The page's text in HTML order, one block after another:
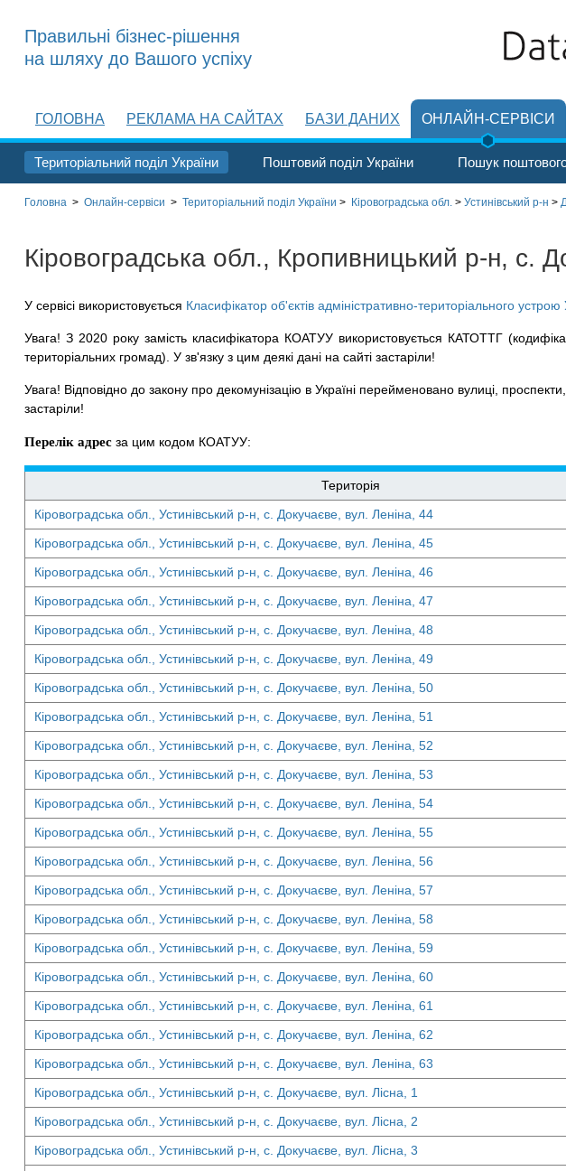
Правильні бізнес-рішення
на шляху до Вашого успіху
ГОЛОВНА РЕКЛАМА НА САЙТАХ БАЗИ ДАНИХ ОНЛАЙН-СЕРВІСИ
Територіальний поділ України Поштовий поділ України Пошук
Головна > Онлайн-сервіси > Територіальний поділ України > Кіровоградська обл. > Устинівський р-н >
Кіровоградська обл., Кропивницький р-н, с.
У сервісі використовується Класифікатор об'єктів адміністративно-територіального устрою
Увага! З 2020 року замість класифікатора КОАТУУ використовується КАТОТТГ
територіальних громад). У зв'язку з цим деякі дані на сайті застаріли!
Увага! Відповідно до закону про декомунізацію в Україні перейменовано вулиці,
застаріли!
Перелік адрес за цим кодом КОАТУУ:
Територія
Кіровоградська обл., Устинівський р-н, с. Докучаєве, вул. Леніна, 44
Кіровоградська обл., Устинівський р-н, с. Докучаєве, вул. Леніна, 45
Кіровоградська обл., Устинівський р-н, с. Докучаєве, вул. Леніна, 46
Кіровоградська обл., Устинівський р-н, с. Докучаєве, вул. Леніна, 47
Кіровоградська обл., Устинівський р-н, с. Докучаєве, вул. Леніна, 48
Кіровоградська обл., Устинівський р-н, с. Докучаєве, вул. Леніна, 49
Кіровоградська обл., Устинівський р-н, с. Докучаєве, вул. Леніна, 50
Кіровоградська обл., Устинівський р-н, с. Докучаєве, вул. Леніна, 51
Кіровоградська обл., Устинівський р-н, с. Докучаєве, вул. Леніна, 52
Кіровоградська обл., Устинівський р-н, с. Докучаєве, вул. Леніна, 53
Кіровоградська обл., Устинівський р-н, с. Докучаєве, вул. Леніна, 54
Кіровоградська обл., Устинівський р-н, с. Докучаєве, вул. Леніна, 55
Кіровоградська обл., Устинівський р-н, с. Докучаєве, вул. Леніна, 56
Кіровоградська обл., Устинівський р-н, с. Докучаєве, вул. Леніна, 57
Кіровоградська обл., Устинівський р-н, с. Докучаєве, вул. Леніна, 58
Кіровоградська обл., Устинівський р-н, с. Докучаєве, вул. Леніна, 59
Кіровоградська обл., Устинівський р-н, с. Докучаєве, вул. Леніна, 60
Кіровоградська обл., Устинівський р-н, с. Докучаєве, вул. Леніна, 61
Кіровоградська обл., Устинівський р-н, с. Докучаєве, вул. Леніна, 62
Кіровоградська обл., Устинівський р-н, с. Докучаєве, вул. Леніна, 63
Кіровоградська обл., Устинівський р-н, с. Докучаєве, вул. Лісна, 1
Кіровоградська обл., Устинівський р-н, с. Докучаєве, вул. Лісна, 2
Кіровоградська обл., Устинівський р-н, с. Докучаєве, вул. Лісна, 3